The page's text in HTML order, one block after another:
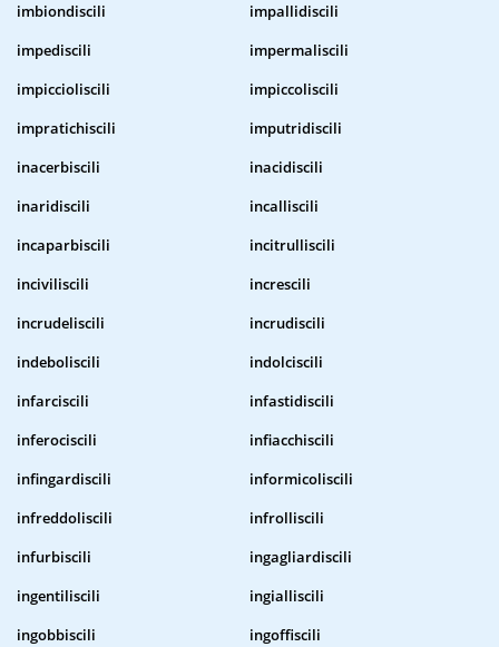
imbiondiscili
impallidiscili
impediscili
impermaliscili
impiccioliscili
impiccoliscili
impratichiscili
imputridiscili
inacerbiscili
inacidiscili
inaridiscili
incalliscili
incaparbiscili
incitrulliscili
inciviliscili
increscili
incrudeliscili
incrudiscili
indeboliscili
indolciscili
infarciscili
infastidiscili
inferociscili
infiacchiscili
infingardiscili
informicoliscili
infreddoliscili
infrolliscili
infurbiscili
ingagliardiscili
ingentiliscili
ingialliscili
ingobbiscili
ingoffiscili